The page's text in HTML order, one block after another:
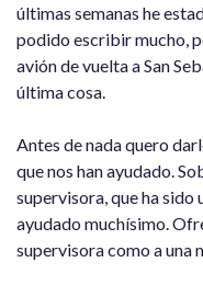
últimas semanas he
podido escribir mucho,
avión de vuelta a San
última cosa.
Antes de nada quero
que nos han ayudado.
supervisora, que ha sido
ayudado muchísimo.
supervisora como a una